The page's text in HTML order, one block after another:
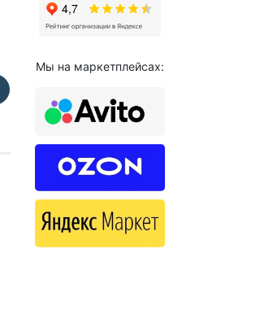
Мы на маркетплейсах: